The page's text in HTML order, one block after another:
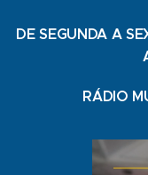
DE SEGUNDA A
RÁDIO